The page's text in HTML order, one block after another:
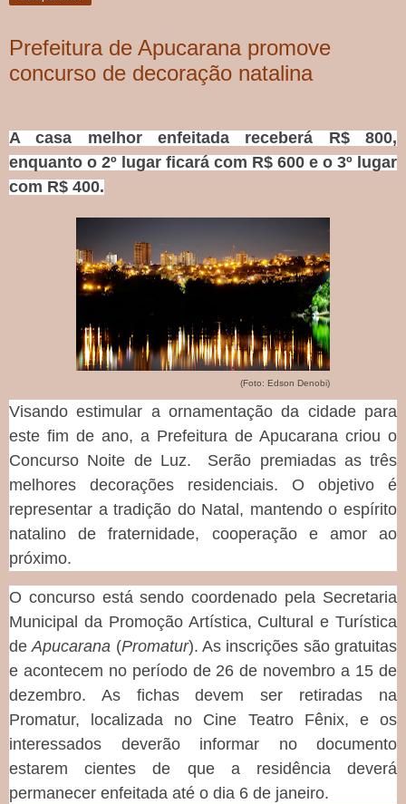
Prefeitura de Apucarana promove
concurso de decoração natalina
A casa melhor enfeitada receberá R$ 800,
enquanto o 2º lugar ficará com R$ 600 e o 3º lugar
com R$ 400.
(Foto: Edson Denobi)
Visando estimular a ornamentação da cidade para
este fim de ano, a Prefeitura de Apucarana criou o
Concurso Noite de Luz. Serão premiadas as três
melhores decorações residenciais. O objetivo é
representar a tradição do Natal, mantendo o espírito
natalino de fraternidade, cooperação e amor ao
próximo.
O concurso está sendo coordenado pela Secretaria
Municipal da Promoção Artística, Cultural e Turística
deApucarana (Promatur). As inscrições são gratuitas
e acontecem no período de 26 de novembro a 15 de
dezembro. As fichas devem ser retiradas na
Promatur, localizada no Cine Teatro Fênix, e os
interessados deverão informar no documento
estarem cientes de que a residência deverá
permanecer enfeitada até o dia 6 de janeiro.